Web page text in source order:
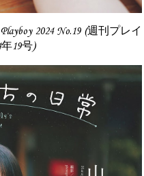
2024 No.19 (週刊プレイ
19号)